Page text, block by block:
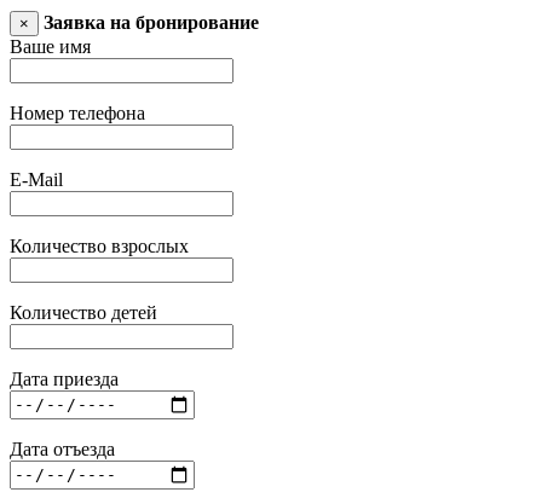
×
Заявка на бронирование
Ваше имя
Номер телефона
E-Mail
Количество взрослых
Количество детей
Дата приезда
Дата отъезда